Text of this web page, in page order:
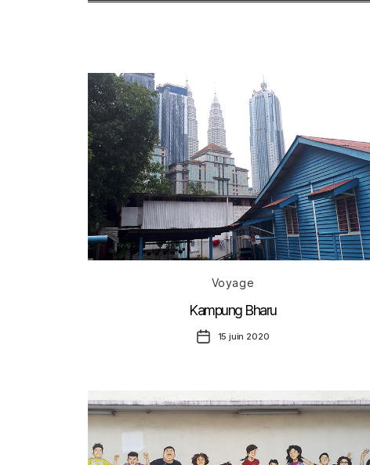
Voyage
Kampung Bharu
Date15 juin 2020